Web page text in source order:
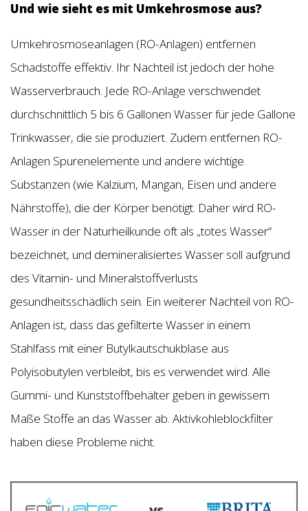
Und wie sieht es mit Umkehrosmose aus?
Umkehrosmoseanlagen (RO-Anlagen) entfernen
Schadstoffe effektiv. Ihr Nachteil ist jedoch der hohe
Wasserverbrauch. Jede RO-Anlage verschwendet
durchschnittlich 5 bis 6 Gallonen Wasser für jede Gallone
Trinkwasser, die sie produziert. Zudem entfernen RO-
Anlagen Spurenelemente und andere wichtige
Substanzen (wie Kalzium, Mangan, Eisen und andere
Nährstoffe), die der Körper benötigt. Daher wird RO-
Wasser in der Naturheilkunde oft als „totes Wasser“
bezeichnet, und demineralisiertes Wasser soll aufgrund
des Vitamin- und Mineralstoffverlusts
gesundheitsschädlich sein. Ein weiterer Nachteil von RO-
Anlagen ist, dass das gefilterte Wasser in einem
Stahlfass mit einer Butylkautschukblase aus
Polyisobutylen verbleibt, bis es verwendet wird. Alle
Gummi- und Kunststoffbehälter geben in gewissem
Maße Stoffe an das Wasser ab. Aktivkohleblockfilter
haben diese Probleme nicht.